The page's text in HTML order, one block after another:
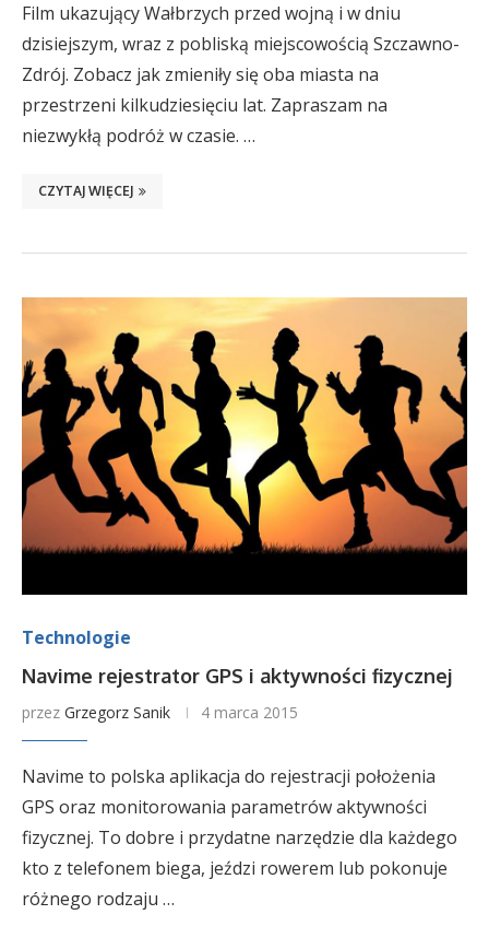
Film ukazujący Wałbrzych przed wojną i w dniu
dzisiejszym, wraz z pobliską miejscowością Szczawno-
Zdrój. Zobacz jak zmieniły się oba miasta na
przestrzeni kilkudziesięciu lat. Zapraszam na
niezwykłą podróż w czasie. …
CZYTAJ WIĘCEJ
Technologie
Navime rejestrator GPS i aktywności fizycznej
przez Grzegorz Sanik 4 marca 2015
Navime to polska aplikacja do rejestracji położenia
GPS oraz monitorowania parametrów aktywności
fizycznej. To dobre i przydatne narzędzie dla każdego
kto z telefonem biega, jeździ rowerem lub pokonuje
różnego rodzaju …